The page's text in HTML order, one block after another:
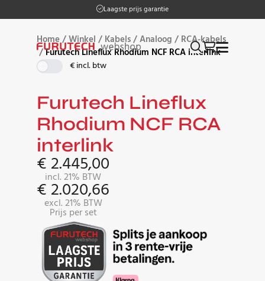
Laagste prijs garantie
Op werkdagen vóór 17:00 besteld, morgen in huis
…
Home/Winkel / Kabels/Analoog / RCA-kabels
/Furutech Lineflux Rhodium NCF RCA interlink
€ incl. btw
Furutech Lineflux
Rhodium NCF RCA
interlink
€ 2.445,00
incl. 21% BTW
€ 2.020,66
excl. 21% BTW
Prijs per set